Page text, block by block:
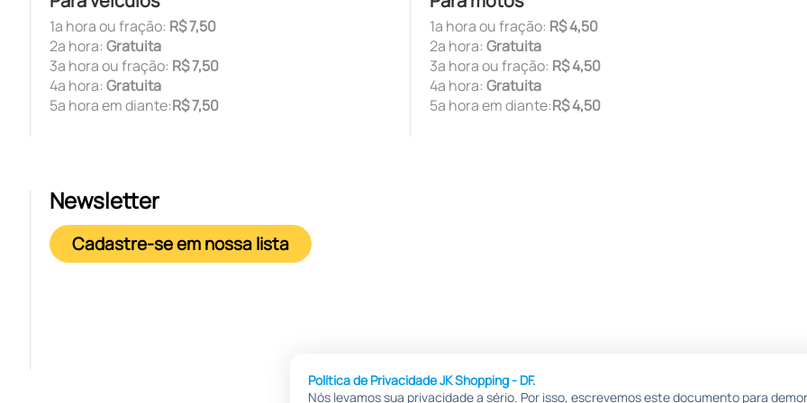
Política de Privacidade JK Shopping - DF.
Nós levamos sua privacidade a sério. Por isso, escrevemos este documento para
1ª hora ou fração: R$ 7,50
2ª hora:Gratuita
3ª hora ou fração: R$ 7,50
4ª hora:Gratuita
5ª hora em diante:R$ 7,50
1ª hora ou fração: R$ 4,50
2ª hora: Gratuita
3ª hora ou fração: R$ 4,50
4ª hora: Gratuita
5ª hora em diante:R$ 4,50
Newsletter
Cadastre-se em nossa lista